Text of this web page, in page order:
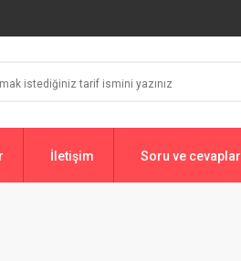
İletişim Soru ve cevaplar